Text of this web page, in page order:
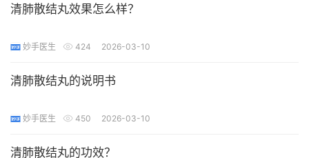
清肺散结丸效果怎么样？
妙手医生 424 2026-03-10
清肺散结丸的说明书
妙手医生 450 2026-03-10
清肺散结丸的功效？